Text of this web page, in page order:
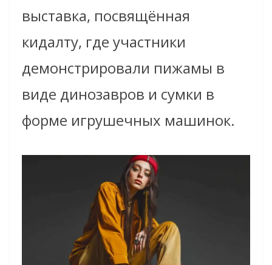
выставка, посвящённая
кидалту, где участники
демонстрировали пижамы в
виде динозавров и сумки в
форме игрушечных машинок.